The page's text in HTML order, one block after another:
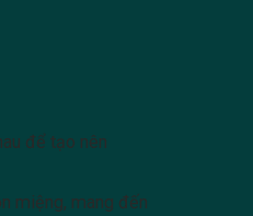
để tạo nên
miệng, mang đến